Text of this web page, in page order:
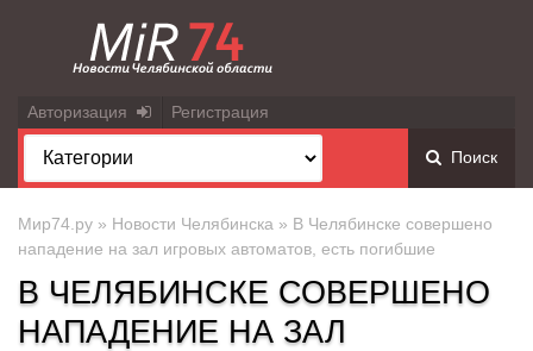
Авторизация Регистрация
Поиск
Мир74.ру » Новости Челябинска » В Челябинске совершено
нападение на зал игровых автоматов, есть погибшие
В ЧЕЛЯБИНСКЕ СОВЕРШЕНО
НАПАДЕНИЕ НА ЗАЛ